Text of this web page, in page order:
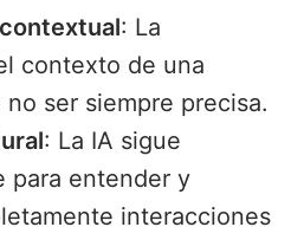
: La
contexto de una
ser siempre precisa.
: La IA sigue
para entender y
interacciones